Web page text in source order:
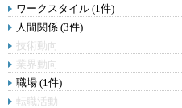
ワークスタイル (1件)
人間関係 (3件)
技術動向
業界動向
職場 (1件)
転職活動